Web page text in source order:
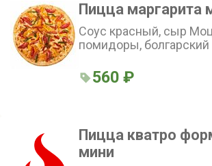
Пицца маргарита
Соус красный, сыр
помидоры,
560 ₽
Пицца кватро
мини